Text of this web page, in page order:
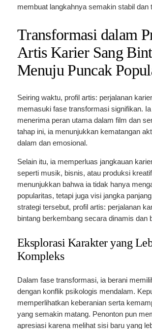
membuat langkahnya semakin stabil dan
Transformasi dalam
Artis Karier Sang
Menuju Puncak
Seiring waktu, profil artis: perjalanan
memasuki fase transformasi signifikan.
menerima peran utama dalam film dan
tahap ini, ia menunjukkan kematangan
dalam dan emosional.
Selain itu, ia memperluas jangkauan
seperti musik, bisnis, atau produksi
menunjukkan bahwa ia tidak hanya
popularitas, tetapi juga visi jangka
strategi tersebut, profil artis: perjalanan
bintang berkembang secara dinamis dan
Eksplorasi Karakter yang
Kompleks
Dalam fase transformasi, ia berani
dengan konflik psikologis mendalam.
memperlihatkan keberanian serta
yang semakin matang. Penonton pun
apresiasi karena melihat sisi baru yang